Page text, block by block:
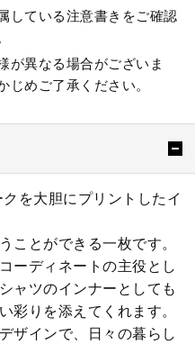
している注意書きをご確認
が異なる場合がございま
じめご了承ください。
を大胆にプリントしたイ
ことができる一枚です。
ーディネートの主役とし
ャツのインナーとしても
彩りを添えてくれます。
ザインで、日々の暮らし